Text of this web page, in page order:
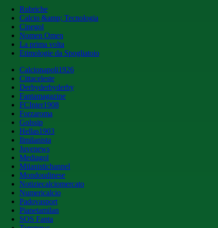
Rubriche
Calcio &amp; Tecnologia
Cinegol
Nomen Omen
La prima volta
Etimologie da Spogliatoio
Calcionapoli1926
Cittaceleste
Derbyderbyderby
Fantamagazine
FCInter1908
Forzaroma
Golssip
Hellas1903
Ilmilanista
Juvenews
Mediagol
Milanistichannel
Mondoudinese
Notiziecalciomercato
Numericalcio
Padovasport
Pianetamilan
SOS Fanta